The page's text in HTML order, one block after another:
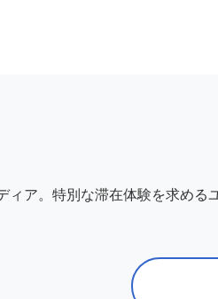
ア。特別な滞在体験を求める